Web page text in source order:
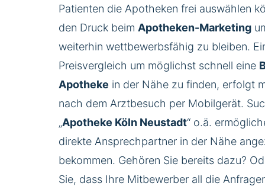
Patienten die Apotheken frei auswählen
den Druck beim Apotheken-Marketing
weiterhin wettbewerbsfähig zu bleiben.
Preisvergleich um möglichst schnell eine
Apotheke in der Nähe zu finden, erfolgt
nach dem Arztbesuch per Mobilgerät.
„Apotheke Köln Neustadt“ o.ä.
direkte Ansprechpartner in der Nähe
bekommen. Gehören Sie bereits dazu?
Sie, dass Ihre Mitbewerber all die